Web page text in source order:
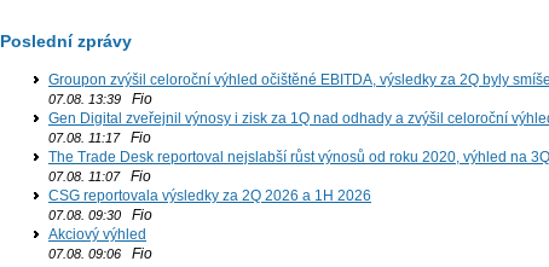
Poslední zprávy
Groupon zvýšil celoroční výhled očištěné EBITDA, výsledky za 2Q byly
07.08. 13:39 Fio
Gen Digital zveřejnil výnosy i zisk za 1Q nad odhady a zvýšil celoroční
07.08. 11:17Fio
The Trade Desk reportoval nejslabší růst výnosů od roku 2020, výhled na
07.08. 11:07Fio
CSG reportovala výsledky za 2Q 2026 a 1H 2026
07.08. 09:30 Fio
Akciový výhled
07.08. 09:06 Fio